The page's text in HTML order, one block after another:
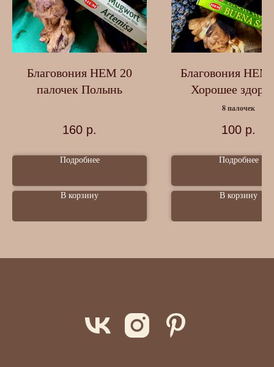
Благовония HEM 20
палочек Полынь
160 р.
Подробнее
В корзину
Благовония
Хорошее
8 палочек
100 р.
Подробнее
В корзину